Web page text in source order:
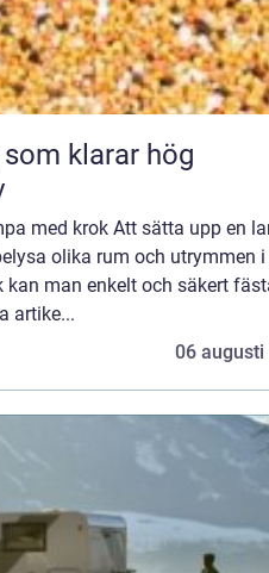
klarar hög
med krok Att sätta upp en
olika rum och utrymmen i
kan man enkelt och säkert
artike...
06 augusti